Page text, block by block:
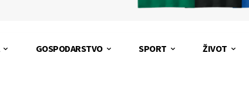
GOSPODARSTVO SPORT ŽIVOT